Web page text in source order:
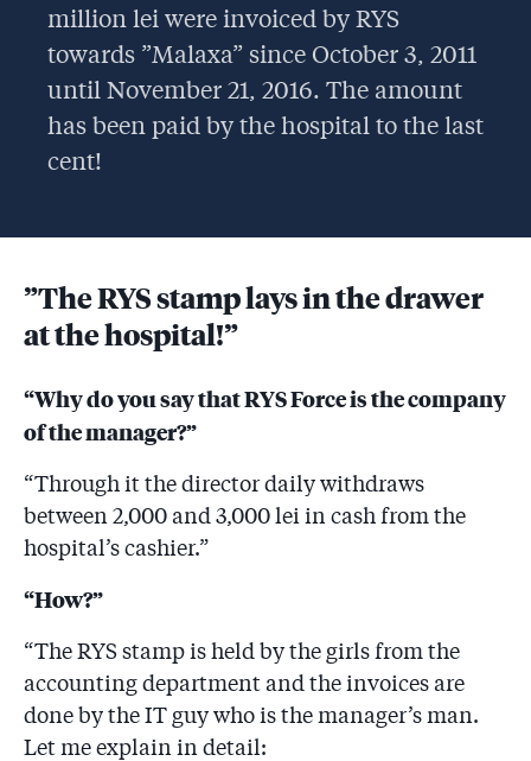
million lei were invoiced by RYS
towards ”Malaxa” since October 3, 2011
until November 21, 2016. The amount
has been paid by the hospital to the last
cent!
”The RYS stamp lays in the drawer
at the hospital!”
“Why do you say that RYS Force is the company
of the manager?”
“Through it the director daily withdraws
between 2,000 and 3,000 lei in cash from the
hospital’s cashier.”
“How?”
“The RYS stamp is held by the girls from the
accounting department and the invoices are
done by the IT guy who is the manager’s man.
Let me explain in detail: